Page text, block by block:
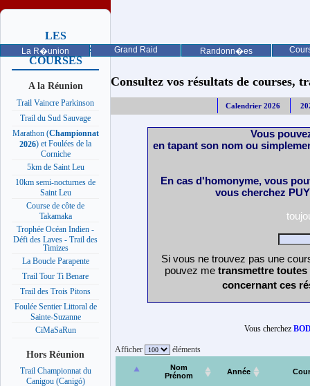
La R�union Grand Raid Randonn�es
LES
PROCHAINES
COURSES
A la Réunion
Trail Vaincre Parkinson
Trail du Sud Sauvage
Marathon (Championnat
2026) et Foulées de la
Corniche
5km de Saint Leu
10km semi-nocturnes de
Saint Leu
Course de côte de
Takamaka
Trophée Océan Indien -
Défi des Laves - Trail des
Timizes
La Boucle Parapente
Trail Tour Ti Benare
Trail des Trois Pitons
Foulée Sentier Littoral de
Sainte-Suzanne
CiMaSaRun
Hors Réunion
Trail Championnat du
Canigou (Canigó)
Consultez vos résultats de courses,
Calendrier 2026
Vous
en tapant son nom ou
En cas d'homonyme, vous
vous cherchez
Si vous ne trouvez pas une
pouvez me transmettre
concernant ces
Vous cherchez
Afficher éléments
Nom
Prénom
Année